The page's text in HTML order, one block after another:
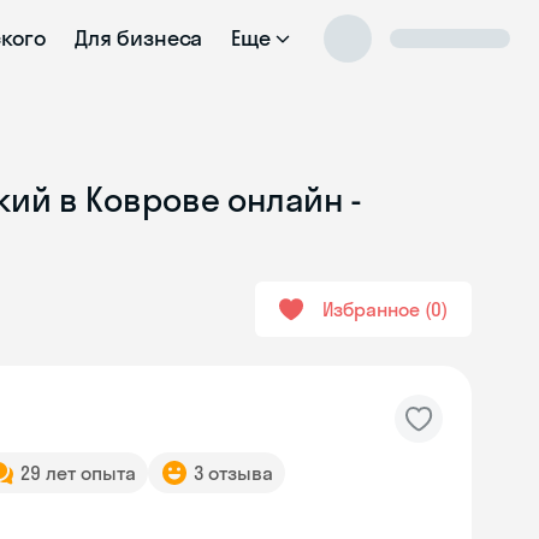
Для бизнеса Еще
в Коврове онлайн -
Избранное 0
29 лет опыта 3 отзыва